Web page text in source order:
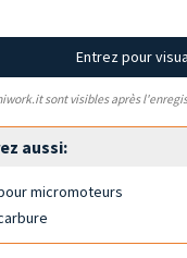
Entrez pour
sont visibles après
aussi:
micromoteurs